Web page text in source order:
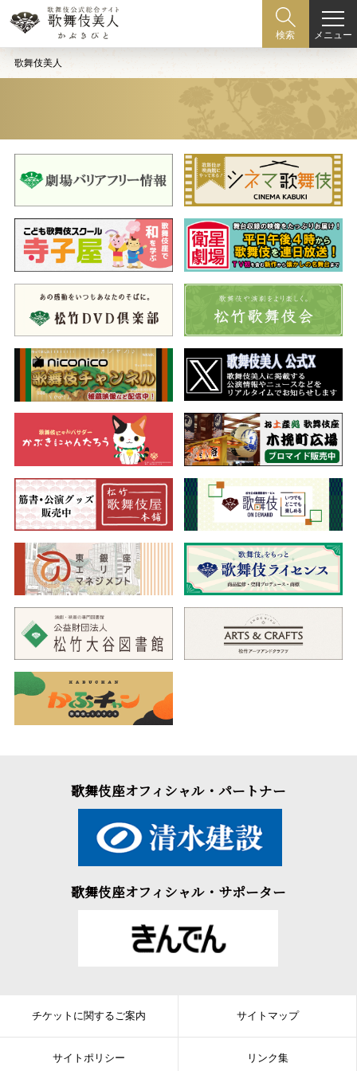
検索 メニュー
歌舞伎美人
歌舞伎座オフィシャル・パートナー
歌舞伎座オフィシャル・サポーター
チケットに関するご案内 サイトマップ
サイトポリシー リンク集